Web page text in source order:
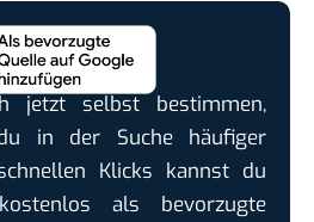
jetzt selbst bestimmen,
in der Suche häufiger
Klicks kannst du
als bevorzugte